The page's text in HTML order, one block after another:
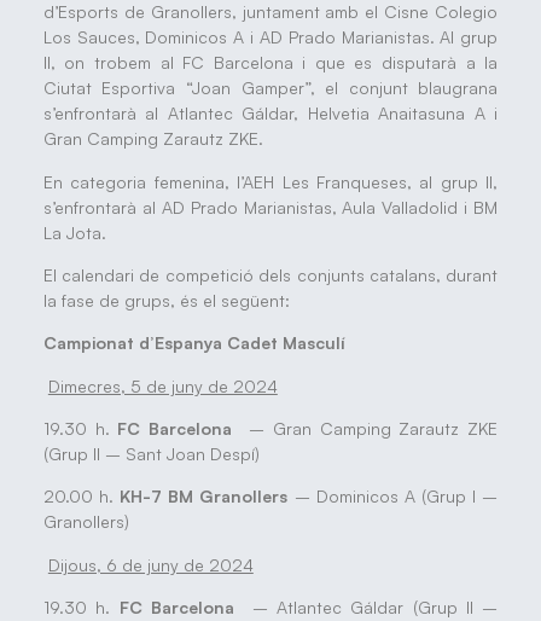
d’Esports de Granollers, juntament amb el Cisne Colegio
Los Sauces, Dominicos A i AD Prado Marianistas. Al grup
II, on trobem al FC Barcelona i que es disputarà a la
Ciutat Esportiva “Joan Gamper”, el conjunt blaugrana
s’enfrontarà al Atlantec Gáldar, Helvetia Anaitasuna A i
Gran Camping Zarautz ZKE.
En categoria femenina, l’AEH Les Franqueses, al grup II,
s’enfrontarà al AD Prado Marianistas, Aula Valladolid i BM
La Jota.
El calendari de competició dels conjunts catalans, durant
la fase de grups, és el següent:
Campionat d’Espanya Cadet Masculí
Dimecres, 5 de juny de 2024
19.30 h. FC Barcelona
– Gran Camping Zarautz ZKE
(Grup II – Sant Joan Despí)
20.00 h. KH-7 BM Granollers – Dominicos A (Grup I –
Granollers)
Dijous, 6 de juny de 2024
19.30 h. FC Barcelona
– Atlantec Gáldar (Grup II –